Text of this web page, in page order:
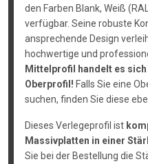
den Farben Blank, Weiß
verfügbar. Seine robuste
ansprechende Design
hochwertige und
Mittelprofil handelt es
Oberprofil! Falls Sie eine
suchen, finden Sie diese
Dieses Verlegeprofil ist
Massivplatten in einer
Sie bei der Bestellung die